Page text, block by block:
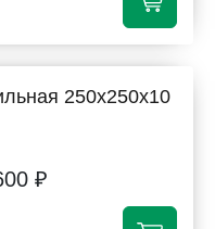
250х250х10
₽